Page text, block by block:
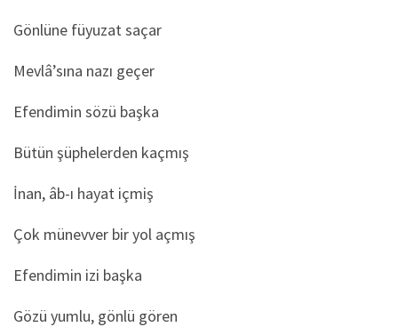
Gönlüne füyuzat saçar
Mevlâ’sına nazı geçer
Efendimin sözü başka
Bütün şüphelerden kaçmış
İnan, âb-ı hayat içmiş
Çok münevver bir yol açmış
Efendimin izi başka
Gözü yumlu, gönlü gören